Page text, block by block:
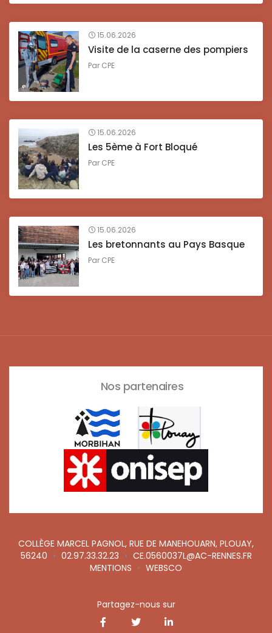
15.06.2026
Visite de la caserne des pompiers
Par CPE
15.06.2026
Les 5ème à Fort Bloqué
Par CPE
15.06.2026
Les bretonnants au Pays Basque
Par CPE
Nos partenaires
COLLÈGE MARCEL PAGNOL, RUE DE MANEHOUARN, PLOUAY,
56240 • 02.97.33.32.23 • CE.0560037L@AC-RENNES.FR
MENTIONS • WEBSCO
Partagez-nous sur